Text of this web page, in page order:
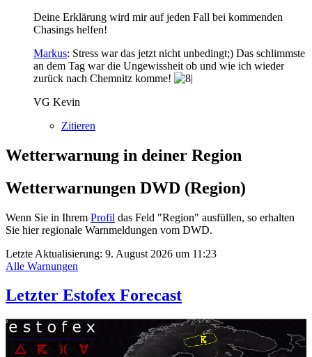
Deine Erklärung wird mir auf jeden Fall bei kommenden
Chasings helfen!
Markus: Stress war das jetzt nicht unbedingt;) Das schlimmste
an dem Tag war die Ungewissheit ob und wie ich wieder
zurück nach Chemnitz komme!
VG Kevin
Zitieren
Wetterwarnung in deiner Region
Wetterwarnungen DWD (Region)
Wenn Sie in Ihrem Profil das Feld "Region" ausfüllen, so erhalten
Sie hier regionale Warnmeldungen vom DWD.
Letzte Aktualisierung: 9. August 2026 um 11:23
Alle Warnungen
Letzter Estofex Forecast